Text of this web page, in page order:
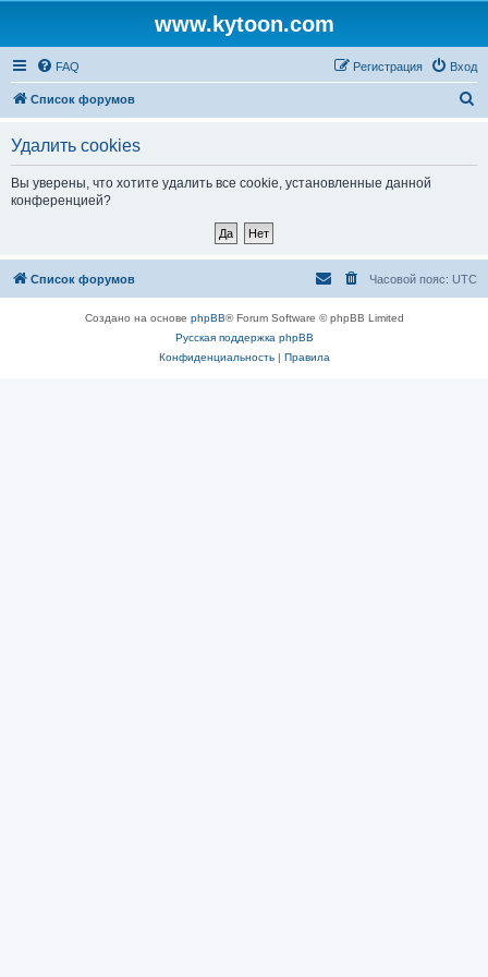
www.kytoon.com
FAQ Вход
Регистрация
Список форумов
Удалить cookies
Вы уверены, что хотите удалить все cookie, установленные данной
конференцией?
Список форумов Часовой пояс: UTC
Создано на основе phpBB® Forum Software © phpBB Limited
Русская поддержка phpBB
Конфиденциальность| Правила